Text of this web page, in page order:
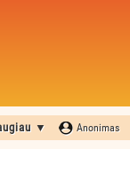
▼ Anonimas